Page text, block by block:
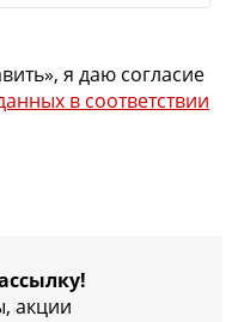
я даю согласие
в соответствии
акции